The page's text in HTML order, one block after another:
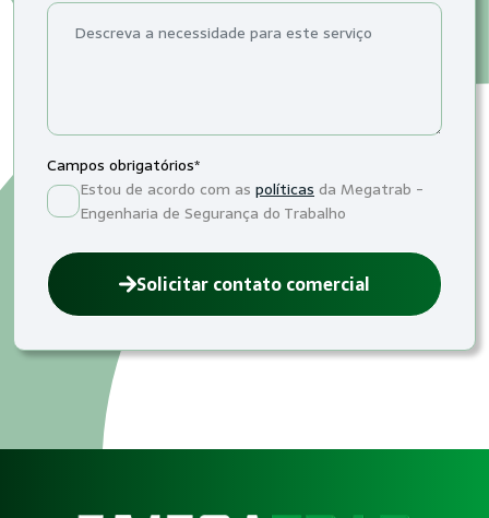
Campos obrigatórios*
Estou de acordo com as políticas da Megatrab -
Engenharia de Segurança do Trabalho
Solicitar contato comercial